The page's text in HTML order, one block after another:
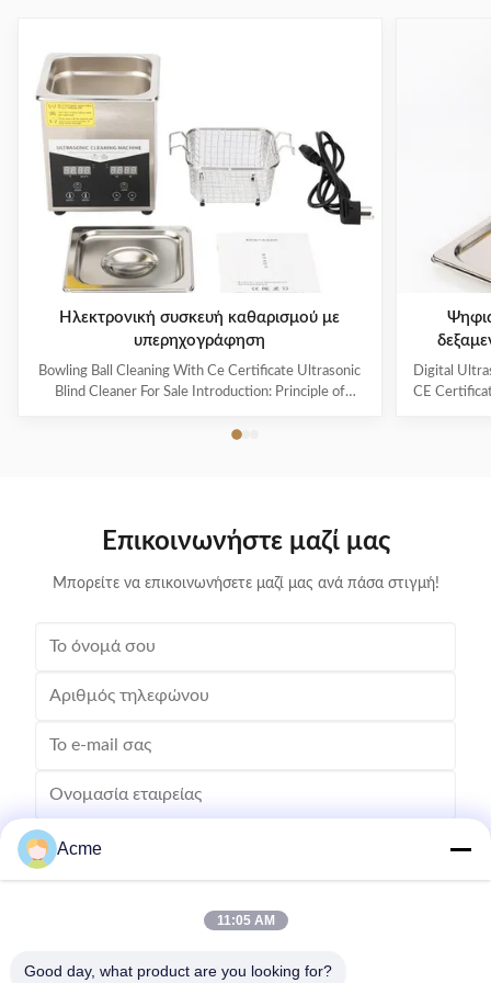
Ηλεκτρονική συσκευή καθαρισμού με
υπερηχογράφηση
Bowling Ball Cleaning With Ce Certificate Ultrasonic
Blind Cleaner For Sale Introduction: Principle of
from ultrasonic generator is transformed into high
tens of thousands of tiny bubbles with diameters of
50-500 microns
Digital
CE
Επικοινωνήστε μαζί μας
Μπορείτε να επικοινωνήσετε μαζί μας ανά πάσα στιγμή!
Acme
11:05 AM
Good day, what product are you looking for?